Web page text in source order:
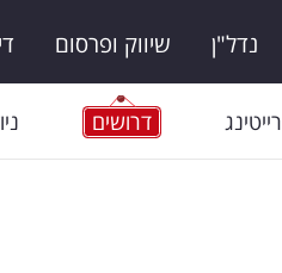
נדל"ן שיווק ופרסום
רייטינג דרושים